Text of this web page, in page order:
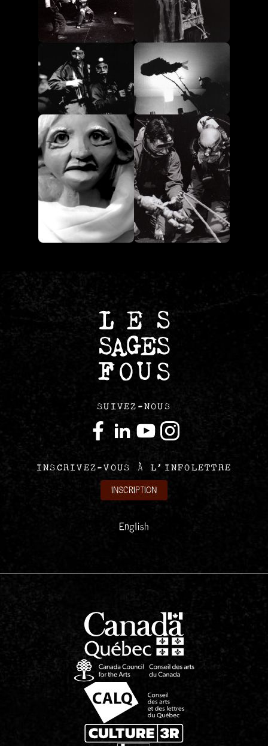
SUIVEZ-NOUS
INSCRIVEZ-VOUS À L’INFOLETTRE
INSCRIPTION
English